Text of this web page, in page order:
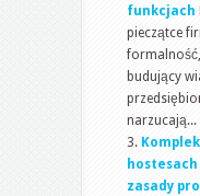
funkcjach
pieczątce
budujący
narzucają...
zasady